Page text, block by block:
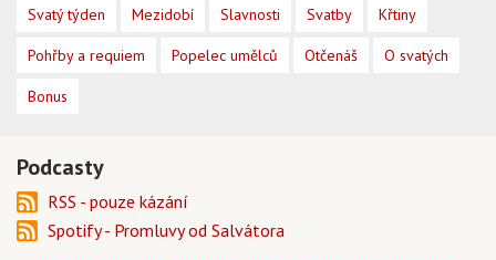
Svatý týden Mezidobí Slavnosti Svatby Křtiny
Pohřby a requiem Popelec umělců Otčenáš O svatých
Bonus
Podcasty
RSS - pouze kázání
Spotify - Promluvy od Salvátora